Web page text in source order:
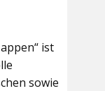
ist
sowie